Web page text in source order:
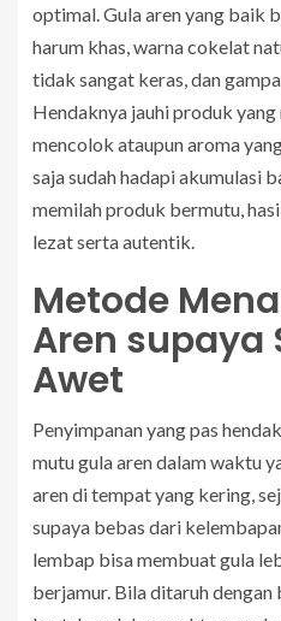
optimal. Gula aren yang baik
harum khas, warna cokelat
tidak sangat keras, dan
Hendaknya jauhi produk
mencolok ataupun aroma
saja sudah hadapi akumulasi
memilah produk bermutu,
lezat serta autentik.
Metode
Aren supaya
Awet
Penyimpanan yang pas
mutu gula aren dalam waktu
aren di tempat yang kering,
supaya bebas dari
lembap bisa membuat gula
berjamur. Bila ditaruh dengan